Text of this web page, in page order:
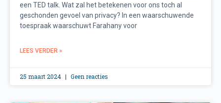
een TED talk. Wat zal het betekenen voor ons toch al
geschonden gevoel van privacy? In een waarschuwende
toespraak waarschuwt Farahany voor
LEES VERDER »
25 maart 2024 Geen reacties